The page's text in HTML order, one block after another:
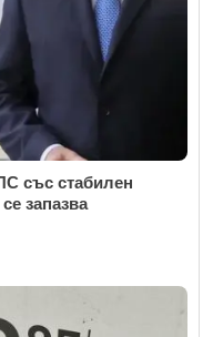
със стабилен
запазва